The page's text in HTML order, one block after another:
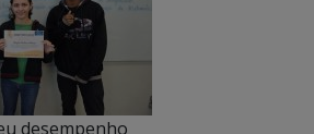
desempenho